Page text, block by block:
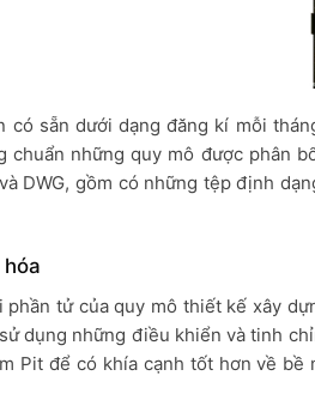
có sẵn dưới dạng đăng kí mỗi
chuẩn những quy mô được phân
DWG, gồm có những tệp định
phần tử của quy mô thiết kế xây
dụng những điều khiển và tinh
Pit để có khía cạnh tốt hơn về